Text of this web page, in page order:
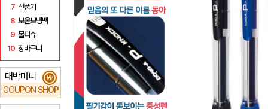
7 선풍기
8 보온보냉백
9 물티슈
10 장바구니
대박머니
COUPON SHOP
₩